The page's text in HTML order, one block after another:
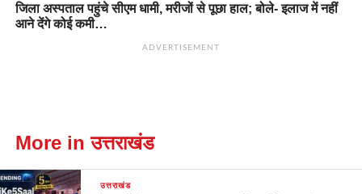
जिला अस्पताल पहुंचे सीएम धामी, मरीजों से पूछा हाल; बोले- इलाज में नहीं
आने देंगे कोई कमी…
ADVERTISEMENT
More in उत्तराखंड
उत्तराखंड